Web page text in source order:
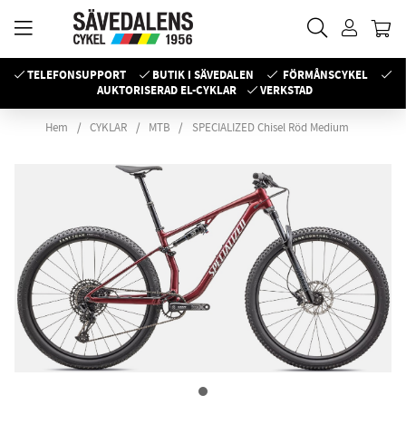
TELEFONSUPPORT BUTIK I SÄVEDALEN
FÖRMÅNSCYKEL
AUKTORISERAD EL-CYKLAR
VERKSTAD
Hem CYKLAR MTB SPECIALIZED Chisel Röd Medium